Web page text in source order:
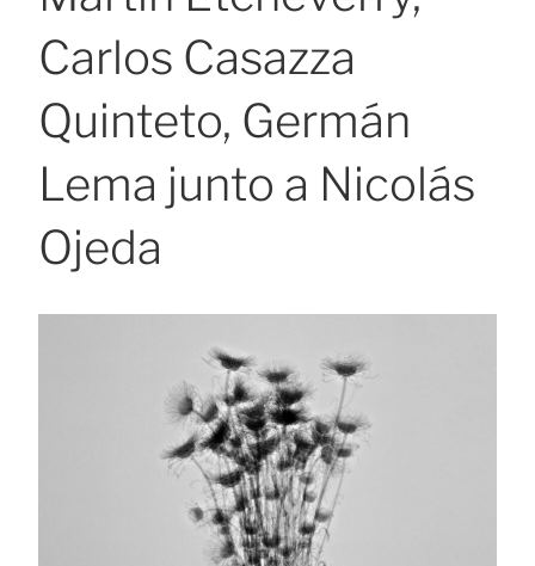
Carlos Casazza
Quinteto, Germán
Lema junto a Nicolás
Ojeda